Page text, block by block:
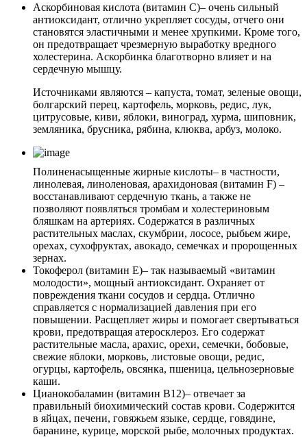
Аскорбиновая кислота (витамин С)– очень сильный
антиоксидант, отлично укрепляет сосуды, отчего они
становятся эластичными и менее хрупкими. Кроме того,
он предотвращает чрезмерную выработку вредного
холестерина. Аскорбинка благотворно влияет и на
сердечную мышцу.
Источниками являются – капуста, томат, зеленые овощи,
болгарский перец, картофель, морковь, редис, лук,
цитрусовые, киви, яблоки, виноград, хурма, шиповник,
земляника, брусника, рябина, клюква, арбуз, молоко.
Полиненасыщенные жирные кислоты– в частности,
линолевая, линоленовая, арахидоновая (витамин F) –
восстанавливают сердечную ткань, а также не
позволяют появляться тромбам и холестериновым
бляшкам на артериях. Содержатся в различных
растительных маслах, скумбрии, лососе, рыбьем жире,
орехах, сухофруктах, авокадо, семечках и пророщенных
зернах.
Токоферол (витамин Е)– так называемый «витамин
молодости», мощный антиоксидант. Охраняет от
повреждения ткани сосудов и сердца. Отлично
справляется с нормализацией давления при его
повышении. Расщепляет жиры и помогает свертываться
крови, предотвращая атеросклероз. Его содержат
растительные масла, арахис, орехи, семечки, бобовые,
свежие яблоки, морковь, листовые овощи, редис,
огурцы, картофель, овсянка, пшеница, цельнозерновые
каши.
Цианокобаламин (витамин В12)– отвечает за
правильный биохимический состав крови. Содержится
в яйцах, печени, говяжьем языке, сердце, говядине,
баранине, курице, морской рыбе, молочных продуктах.